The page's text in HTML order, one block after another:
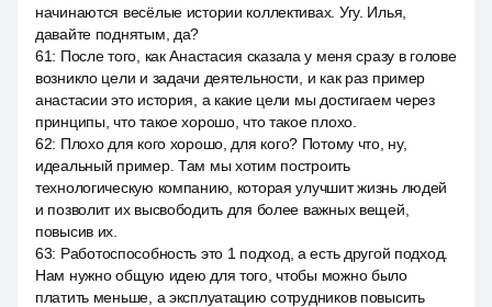
начинаются весёлые истории коллективах. Угу. Илья,
давайте поднятым, да?
61: После того, как Анастасия сказала у меня сразу в голове
возникло цели и задачи деятельности, и как раз пример
анастасии это история, а какие цели мы достигаем через
принципы, что такое хорошо, что такое плохо.
62: Плохо для кого хорошо, для кого? Потому что, ну,
идеальный пример. Там мы хотим построить
технологическую компанию, которая улучшит жизнь людей
и позволит их высвободить для более важных вещей,
повысив их.
63: Работоспособность это 1 подход, а есть другой подход.
Нам нужно общую идею для того, чтобы можно было
платить меньше, а эксплуатацию сотрудников повысить